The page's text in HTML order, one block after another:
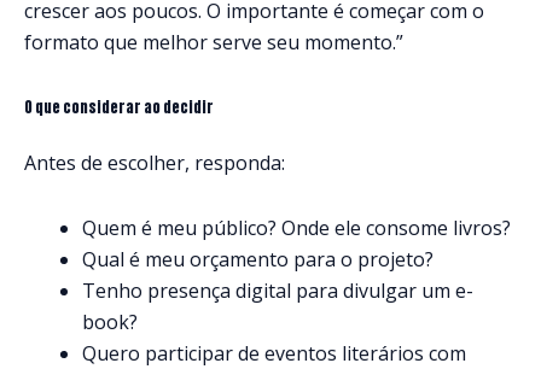
crescer aos poucos. O importante é começar com o
formato que melhor serve seu momento.”
O que considerar ao decidir
Antes de escolher, responda:
Quem é meu público? Onde ele consome livros?
Qual é meu orçamento para o projeto?
Tenho presença digital para divulgar um e-
book?
Quero participar de eventos literários com